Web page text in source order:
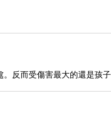
反而受傷害最大的還是孩子